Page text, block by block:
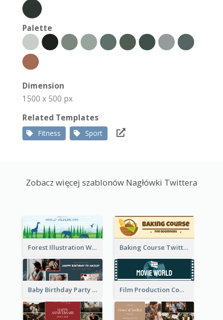
Palette
Dimension
1500 x 500 px
Related Templates
Fitness Sport
Zobacz więcej szablonów Nagłówki Twittera
Forest Illustration World Wildlife Day Twitter Header Baking Course Twitter Header
Baby Birthday Party Twitter Header Film Production Company Twitter Header